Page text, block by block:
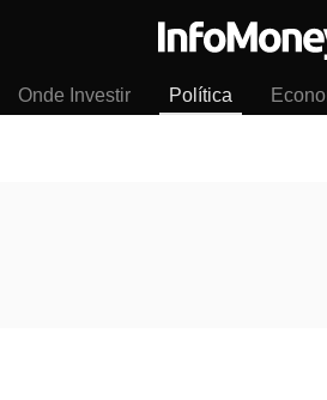
Onde Investir Política